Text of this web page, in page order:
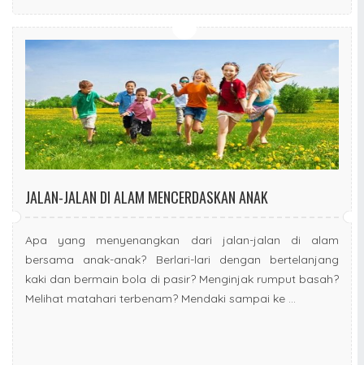
JALAN-JALAN DI ALAM MENCERDASKAN ANAK
Apa yang menyenangkan dari jalan-jalan di alam
bersama anak-anak? Berlari-lari dengan bertelanjang
kaki dan bermain bola di pasir? Menginjak rumput basah?
Melihat matahari terbenam? Mendaki sampai ke ...